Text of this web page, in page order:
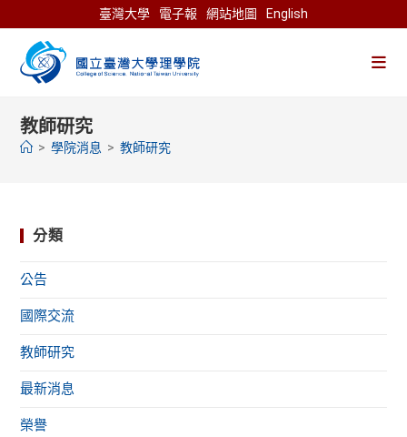
to
content
臺灣大學 電子報 網站地圖 English
教師研究
> 學院消息 > 教師研究
分類
公告
國際交流
教師研究
最新消息
榮譽